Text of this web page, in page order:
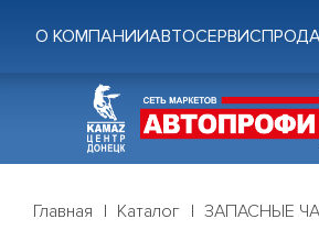
О КОМПАНИИАВТОСЕРВИС
Главная Каталог ЗАПАСНЫЕ